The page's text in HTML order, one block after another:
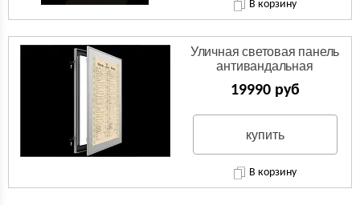
В корзину
Уличная световая панель
антивандальная
19990 руб
купить
В корзину